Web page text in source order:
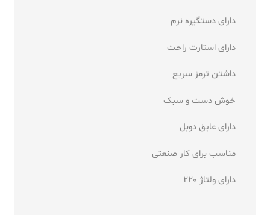
دارای دستگیره نرم
دارای استارت راحت
داشتن ترمز سریع
خوش دست و سبک
دارای عایق دوبل
مناسب برای کار صنعتی
دارای ولتاژ 220